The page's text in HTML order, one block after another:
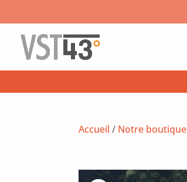
Accueil / Notre boutique